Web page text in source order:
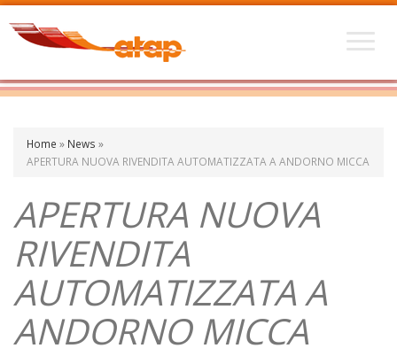
Home » News »
APERTURA NUOVA RIVENDITA AUTOMATIZZATA A ANDORNO MICCA
APERTURA NUOVA
RIVENDITA
AUTOMATIZZATA A
ANDORNO MICCA